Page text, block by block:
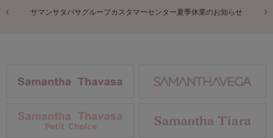
商品に関するお詫びとお知らせ